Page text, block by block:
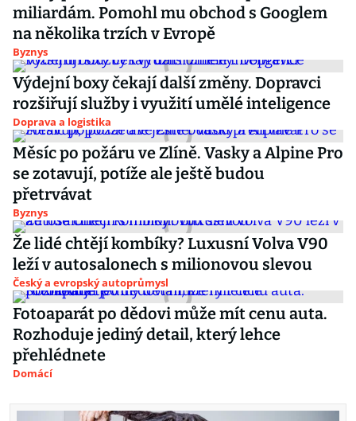
miliardám. Pomohl mu obchod s Googlem
na několika trzích v Evropě
Byznys
Výdejní boxy čekají další změny. Dopravci
rozšiřují služby i využití umělé inteligence
Doprava a logistika
Měsíc po požáru ve Zlíně. Vasky a Alpine Pro
se zotavují, potíže ale ještě budou
přetrvávat
Byznys
Že lidé chtějí kombíky? Luxusní Volva V90
leží v autosalonech s milionovou slevou
Český a evropský autoprůmysl
Fotoaparát po dědovi může mít cenu auta.
Rozhoduje jediný detail, který lehce
přehlédnete
Domácí